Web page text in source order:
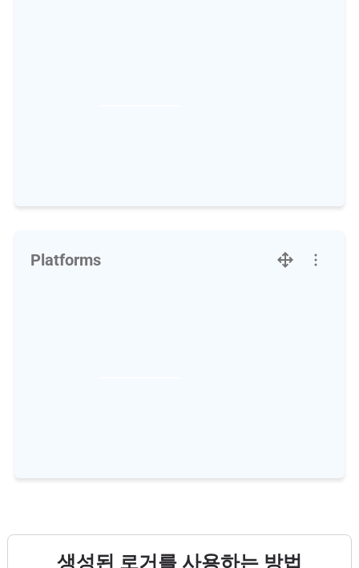
Platforms
생성된 로거를 사용하는 방법